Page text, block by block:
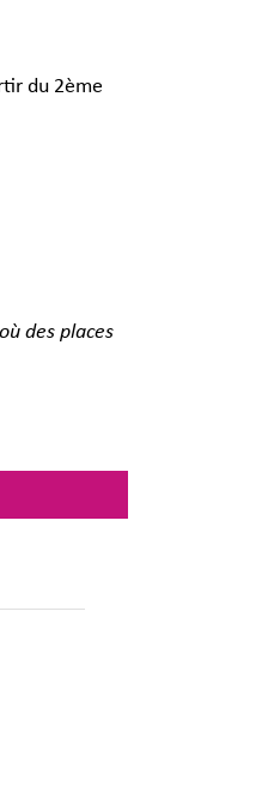
du 2ème
des places